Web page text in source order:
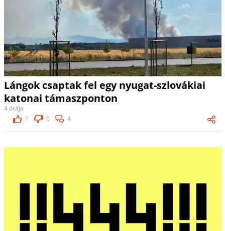
Lángok csaptak fel egy nyugat-szlovákiai
katonai támaszponton
4 órája
1
0 4